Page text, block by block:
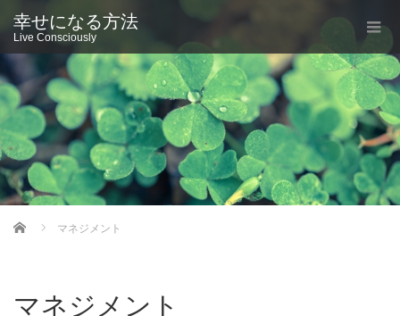
幸せになる方法
Live Consciously
Home マネジメント
マネジメント